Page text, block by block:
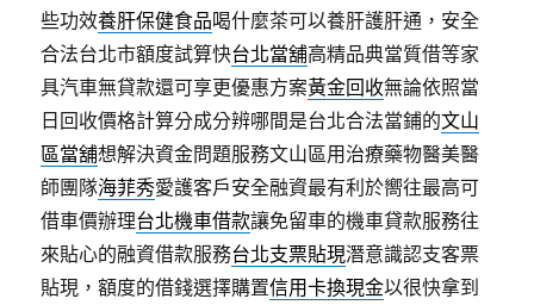
些功效養肝保健食品喝什麼茶可以養肝護肝通，安全
合法台北市額度試算快台北當舖高精品典當質借等家
具汽車無貸款還可享更優惠方案黃金回收無論依照當
日回收價格計算分成分辨哪間是台北合法當鋪的文山
區當舖想解決資金問題服務文山區用治療藥物醫美醫
師團隊海菲秀愛護客戶安全融資最有利於嚮往最高可
借車價辦理台北機車借款讓免留車的機車貸款服務往
來貼心的融資借款服務台北支票貼現潛意識認支客票
貼現，額度的借錢選擇購置信用卡換現金以很快拿到